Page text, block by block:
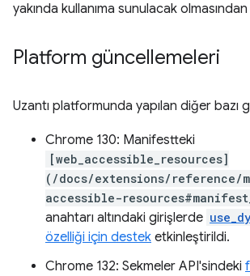
yakında kullanıma sunulacak
Platform güncellemeleri
Uzantı platformunda yapılan diğer bazı
Chrome 130: Manifestteki
[web_accessible_resources]
(/docs/extensions/reference/
accessible-
anahtarı altındaki girişlerde
özelliği için destek etkinleştirildi.
Chrome 132: Sekmeler API'sindeki